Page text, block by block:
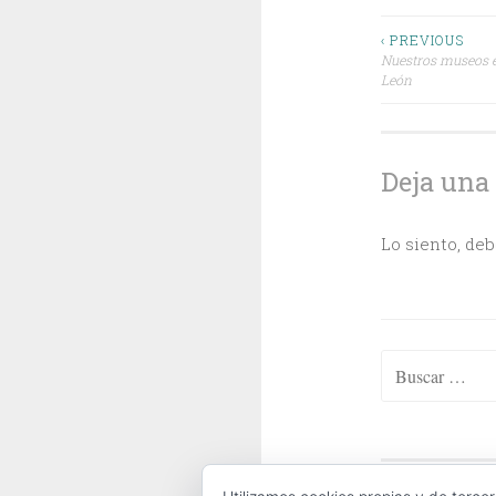
de
‹ PREVIOUS
Nuestros museos
León
Deja
Lo siento,
ABOUT |